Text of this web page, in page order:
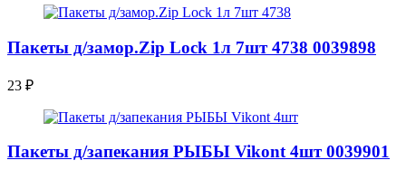
Пакеты д/замор.Zip Lock 1л 7шт 4738 0039898
23 ₽
Пакеты д/запекания РЫБЫ Vikont 4шт 0039901